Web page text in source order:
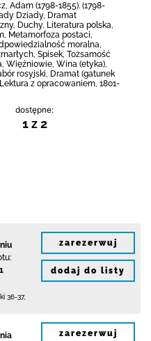
Adam (1798-1855). (1798-
Dziady, Dramat
Duchy, Literatura polska,
Metamorfoza postaci,
moralna,
Spisek, Tożsamość
Więźniowie, Wina (etyka),
rosyjski, Dramat (gatunek
z opracowaniem, 1801-
dostępne:
1 z 2
36-37,
zarezerwuj
dodaj do listy
zarezerwuj